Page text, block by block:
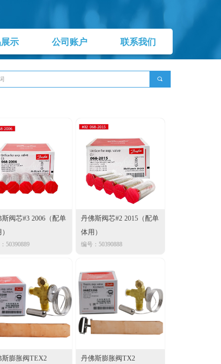
示 公司账户 联系我们
斯阀芯#3 2006（配单
50390889
丹佛斯阀芯#2 2015（配单
体用）
编号：50390888
斯膨胀阀TEX2
丹佛斯膨胀阀TX2
끠